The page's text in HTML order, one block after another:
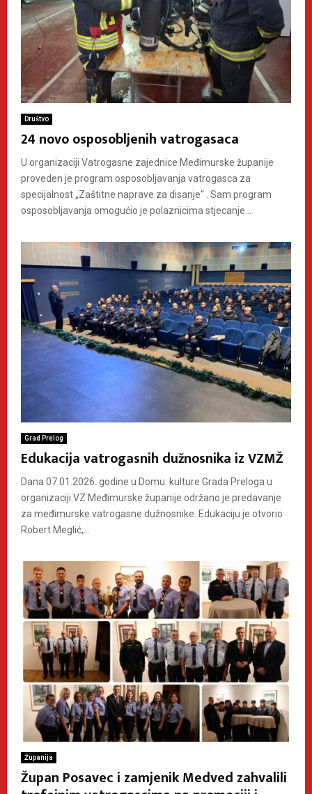
Društvo
24 novo osposobljenih vatrogasaca
U organizaciji Vatrogasne zajednice Međimurske županije
proveden je program osposobljavanja vatrogasca za
specijalnost „Zaštitne naprave za disanje“ . Sam program
osposobljavanja omogućio je polaznicima stjecanje...
Grad Prelog
Edukacija vatrogasnih dužnosnika iz VZMŽ
Dana 07.01.2026. godine u Domu kulture Grada Preloga u
organizaciji VZ Međimurske županije održano je predavanje
za međimurske vatrogasne dužnosnike. Edukaciju je otvorio
Robert Meglić,...
Županija
Župan Posavec i zamjenik Medved zahvalili